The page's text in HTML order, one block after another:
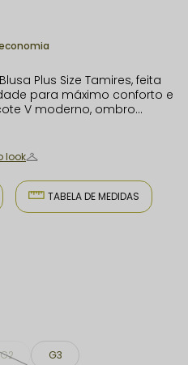
Plus Size Tamires, feita
para máximo conforto e
V moderno, ombro
é ideal para ambientes
Aposte na moda plus
e brilhe! A Mania Brasil é
garantindo que cada
suas curvas e realce
e sinta a diferença!
look
TABELA DE MEDIDAS
G2 G3